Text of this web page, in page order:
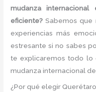
mudanza
eficiente? Sabemos que
experiencias más
estresante si no sabes
te explicaremos todo lo
mudanza internacional
¿Por qué elegir